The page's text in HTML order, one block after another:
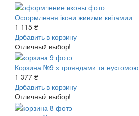
Оформлення ікони живими квітамии
1 115 ₴
Добавить в корзину
Отличный выбор!
Корзина №9 з трояндами та еустомою
1 377 ₴
Добавить в корзину
Отличный выбор!